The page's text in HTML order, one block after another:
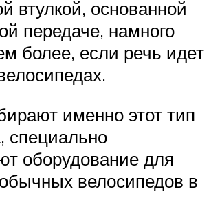
втулкой, основанной
передаче, намного
более, если речь идет
именно этот тип
специально
оборудование для
велосипедов в